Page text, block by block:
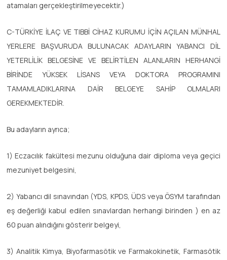
atamaları gerçekleştirilmeyecektir.)
C-TÜRKİYE İLAÇ VE TIBBİ CİHAZ KURUMU İÇİN AÇILAN MÜNHAL
YERLERE BAŞVURUDA BULUNACAK ADAYLARIN YABANCI DİL
YETERLİLİK BELGESİNE VE BELİRTİLEN ALANLARIN HERHANGİ
BİRİNDE YÜKSEK LİSANS VEYA DOKTORA PROGRAMINI
TAMAMLADIKLARINA DAİR BELGEYE SAHİP OLMALARI
GEREKMEKTEDİR.
Bu adayların ayrıca;
1) Eczacılık fakültesi mezunu olduğuna dair diploma veya geçici
mezuniyet belgesini,
2) Yabancı dil sınavından (YDS, KPDS, ÜDS veya ÖSYM tarafından
eş değerliği kabul edilen sınavlardan herhangi birinden ) en az
60 puan alındığını gösterir belgeyi,
3) Analitik Kimya, Biyofarmasötik ve Farmakokinetik, Farmasötik